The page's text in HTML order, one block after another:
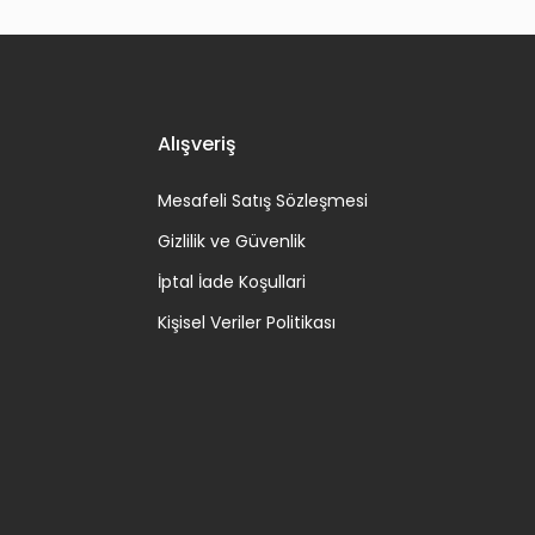
Alışveriş
Mesafeli Satış Sözleşmesi
Gizlilik ve Güvenlik
İptal İade Koşullari
Kişisel Veriler Politikası